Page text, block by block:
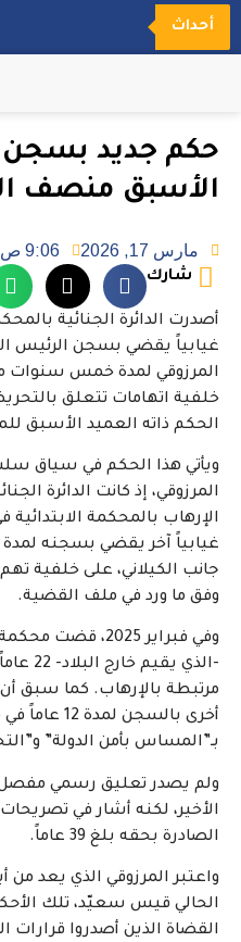
أحداث
حكم جديد بسجن
الأسبق منصف
مارس 17, 2026 9:06 ص
شارك
أصدرت الدائرة الجنائية
غيابياً يقضي بسجن الرئيس
المرزوقي لمدة خمس سنوات
خلفية اتهامات تتعلق
الحكم ذاته العميد الأسبق
ويأتي هذا الحكم في سياق
المرزوقي، إذ كانت الدائرة
الإرهاب بالمحكمة
جانب الكيلاني، على خلفية
وفق ما ورد في ملف القضية.
وفي فبراير
-الذي
مرتبطة بالإرهاب. كما سبق
أخرى
بـ”المساس بأمن الدولة”
ولم يصدر تعليق رسمي مفصل
الأخير، لكنه أشار في
الصادرة بحقه بلغ 39 عاماً.
واعتبر المرزوقي الذي يعد من
الحالي قيس سعيّد، تلك
القضاة الذين أصدروا